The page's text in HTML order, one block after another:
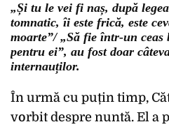
„Și tu le vei fi naș, după
tomnatic, îi este frică, este
moarte”/ „Să fie într-un
pentru ei”, au fost doar
internauților.
În urmă cu puțin timp,
vorbit despre nuntă. El a